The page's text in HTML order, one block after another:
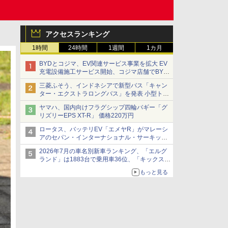
アクセスランキング
1時間 24時間 1週間 1カ月
BYDとコジマ、EV関連サービス事業を拡大 EV
充電設備施工サービス開始、コジマ店舗でBYD
車の展示・試乗イベントを強化
三菱ふそう、インドネシアで新型バス「キャン
ター・エクストラロングバス」を発表 小型トラ
ックベースの観光・旅客輸送向けバス
ヤマハ、国内向けフラグシップ四輪バギー「グ
リズリーEPS XT-R」 価格220万円
ロータス、バッテリEV「エメヤR」がマレーシ
アのセパン・インターナショナル・サーキット
のBEV最速タイムを樹立
2026年7月の車名別新車ランキング、「エルグ
ランド」は1883台で乗用車36位、「キックス」
もっと見る